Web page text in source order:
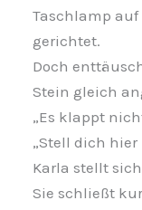
Taschlamp auf
gerichtet.
Doch
Stein gleich
„Es klappt
„Stell dich hier
Karla stellt
Sie schließt